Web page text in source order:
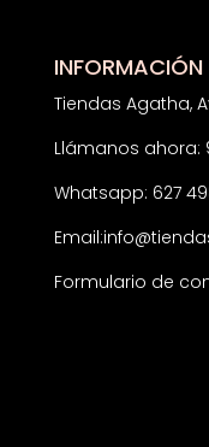
Tiendas Agatha,
Llámanos ahora:
Whatsapp: 627
Email:
Formulario de